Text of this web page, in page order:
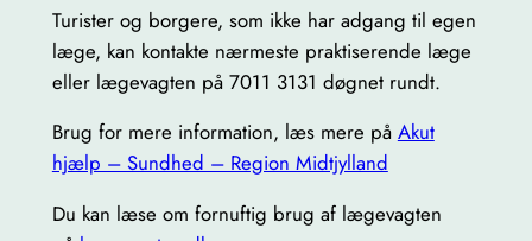
Turister og borgere, som ikke har adgang til egen
læge, kan kontakte nærmeste praktiserende læge
eller lægevagten på 7011 3131 døgnet rundt.
Brug for mere information, læs mere på Akut
hjælp – Sundhed – Region Midtjylland
Du kan læse om fornuftig brug af lægevagten